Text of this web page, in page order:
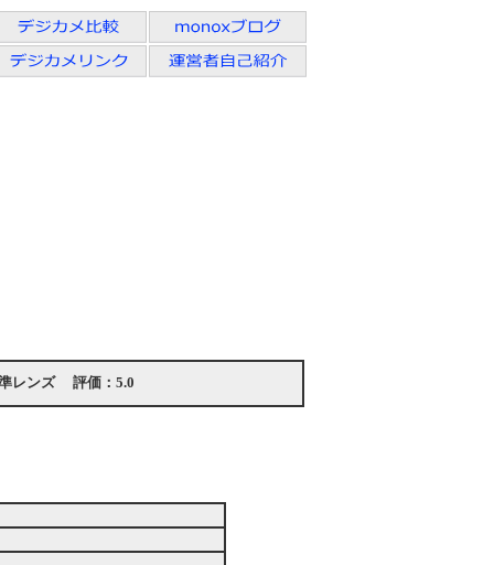
レンズ 評価： 5.0